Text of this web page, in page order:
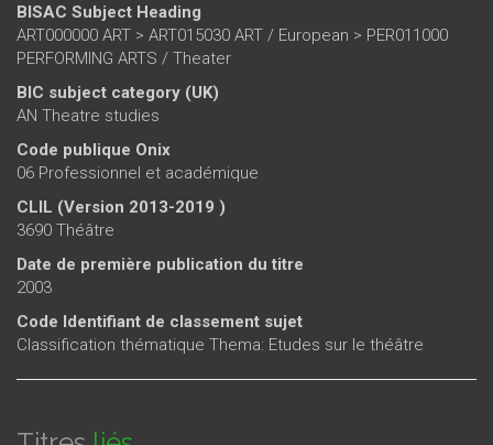
BISAC Subject Heading
ART000000 ART > ART015030 ART / European > PER011000
PERFORMING ARTS / Theater
BIC subject category (UK)
AN Theatre studies
Code publique Onix
06 Professionnel et académique
CLIL (Version 2013-2019 )
3690 Théâtre
Date de première publication du titre
2003
Code Identifiant de classement sujet
Classification thématique Thema: Etudes sur le théâtre